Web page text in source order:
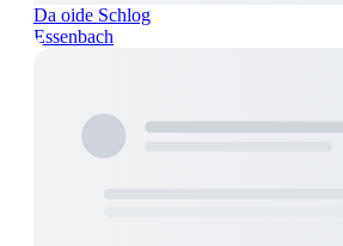
Da oide Schlog
Essenbach